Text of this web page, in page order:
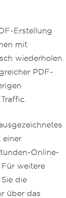
Erstellung
mit
wiederholen.
PDF-
einer
Online-
weitere
die
über das